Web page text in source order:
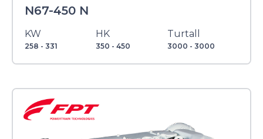
N67-450 N
KW
258 - 331
HK
350 - 450
Turtall
3000 - 3000